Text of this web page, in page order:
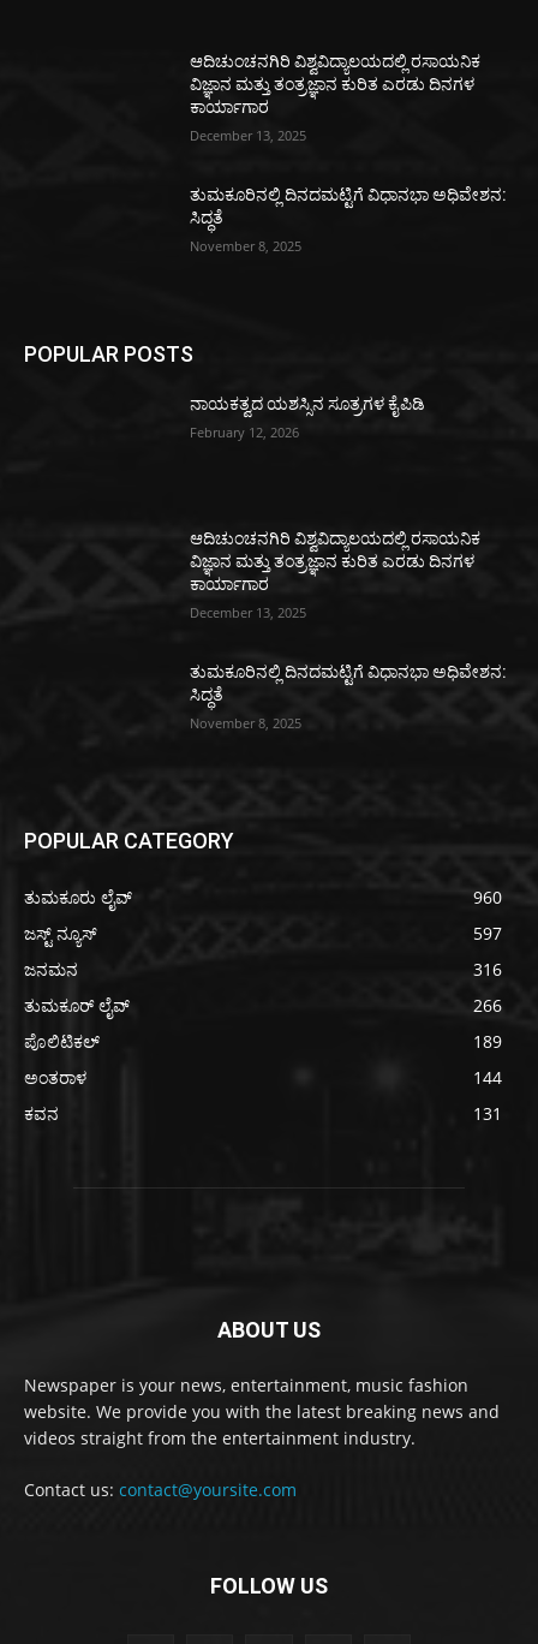
ಆದಿಚುಂಚನಗಿರಿ ವಿಶ್ವವಿದ್ಯಾಲಯದಲ್ಲಿ ರಸಾಯನಿಕ
ವಿಜ್ಞಾನ ಮತ್ತು ತಂತ್ರಜ್ಞಾನ ಕುರಿತ ಎರಡು ದಿನಗಳ
ಕಾರ್ಯಾಗಾರ
December 13, 2025
ತುಮಕೂರಿನಲ್ಲಿ ದಿನದಮಟ್ಟಿಗೆ ವಿಧಾನಭಾ ಅಧಿವೇಶನ:
ಸಿದ್ಧತೆ
November 8, 2025
POPULAR POSTS
ನಾಯಕತ್ವದ ಯಶಸ್ಸಿನ ಸೂತ್ರಗಳ ಕೈಪಿಡಿ
February 12, 2026
ಆದಿಚುಂಚನಗಿರಿ ವಿಶ್ವವಿದ್ಯಾಲಯದಲ್ಲಿ ರಸಾಯನಿಕ
ವಿಜ್ಞಾನ ಮತ್ತು ತಂತ್ರಜ್ಞಾನ ಕುರಿತ ಎರಡು ದಿನಗಳ
ಕಾರ್ಯಾಗಾರ
December 13, 2025
ತುಮಕೂರಿನಲ್ಲಿ ದಿನದಮಟ್ಟಿಗೆ ವಿಧಾನಭಾ ಅಧಿವೇಶನ:
ಸಿದ್ಧತೆ
November 8, 2025
POPULAR CATEGORY
ತುಮಕೂರು ಲೈವ್
960
ಜಸ್ಟ್ ನ್ಯೂಸ್
597
ಜನಮನ
316
ತುಮಕೂರ್ ಲೈವ್
266
ಪೊಲಿಟಿಕಲ್
189
ಅಂತರಾಳ
144
ಕವನ
131
ABOUT US
Newspaper is your news, entertainment, music fashion
website. We provide you with the latest breaking news and
videos straight from the entertainment industry.
Contact us: contact@yoursite.com
FOLLOW US